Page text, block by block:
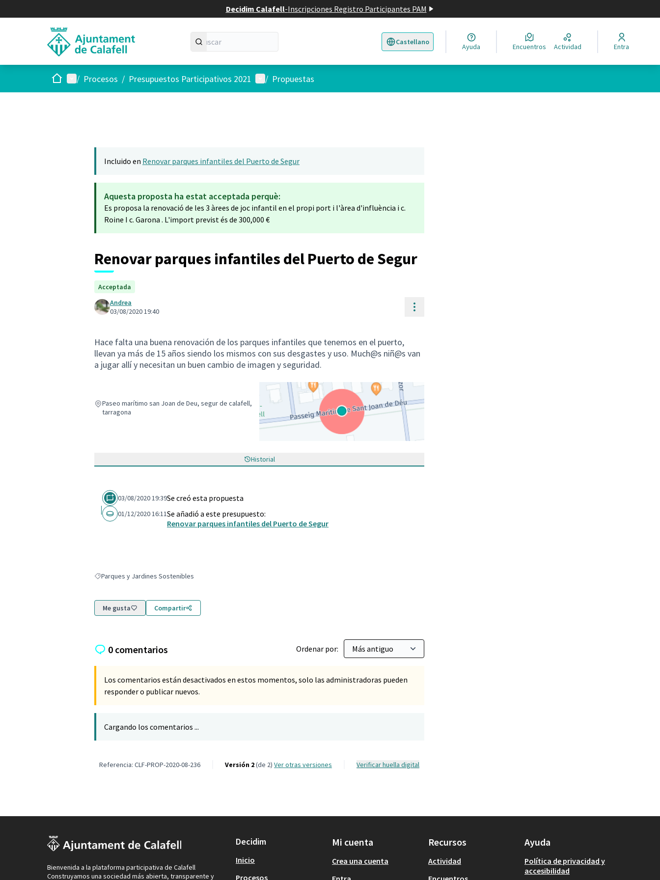
Decidim Calafell-Inscripciones Registro Participantes PAM
Castellano
Triar la llengua Elegir el idioma
Ayuda Encuentros Actividad Entra
InicioMenú principal
/ Procesos / Presupuestos Participativos 2021 Menú de usuario
/ Propuestas
Incluido en Renovar parques infantiles del Puerto de Segur
Aquesta proposta ha estat acceptada perquè:
Es proposa la renovació de les 3 àrees de joc infantil en el propi port i l'àrea d'influència i c.
Roine I c. Garona . L'import previst és de 300,000 €
Renovar parques infantiles del Puerto de Segur
Acceptada
Andrea
03/08/2020 19:40
Controles de recursos
Hace falta una buena renovación de los parques infantiles que tenemos en el puerto,
llevan ya más de 15 años siendo los mismos con sus desgastes y uso. Much@s niñ@s van
a jugar allí y necesitan un buen cambio de imagen y seguridad.
Paseo marítimo san Joan de Deu, segur de calafell,
tarragona
Historial
03/08/2020 19:39Se creó esta propuesta
01/12/2020 16:11Se añadió a este presupuesto:
Renovar parques infantiles del Puerto de Segur
Resultados al filtrar por: Parques y Jardines Sostenibles
Parques y Jardines Sostenibles
Me gusta Compartir
0 comentarios Ordenar por:
Los comentarios están desactivados en estos momentos, solo las administradoras pueden
responder o publicar nuevos.
Cargando los comentarios ...
Referencia: CLF-PROP-2020-08-236 Versión 2(de 2) ver otras versiones Verificar huella digital
Bienvenida a la plataforma participativa de Calafell
Construyamos una sociedad más abierta, transparente y
Decidim
Inicio
Procesos
Mi cuenta
Crea una cuenta
Recursos
Actividad
Ayuda
Política de privacidad y
accesibilidad